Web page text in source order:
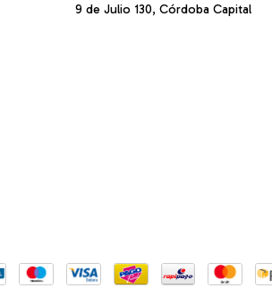
9 de Julio 130, Córdoba Capital